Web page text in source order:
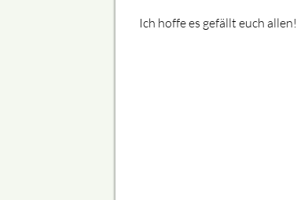
Ich hoffe es gefällt euch allen!